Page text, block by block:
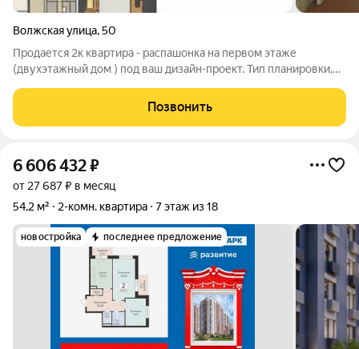
Волжская улица,50
Продается 2к квартира - распашонка на первом этаже
(двухэтажный дом ) под ваш дизайн-проект. Тип планировки,
коридора. Хорошее естественное освещение окна выходят на
две стороны, что обеспечивает
Позвонить
6 606 432₽
от 27 687 ₽ в месяц
54,2 м²
2-комн. квартира 7 этаж из 18
новостройка последнее предложение